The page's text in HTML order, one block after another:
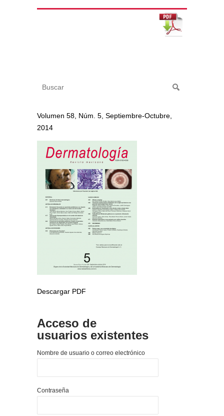
Volumen 58, Núm. 5, Septiembre-Octubre,
2014
Descargar PDF
Acceso de
usuarios existentes
Nombre de usuario o correo electrónico
Contraseña